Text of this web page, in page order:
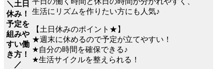
＼土日
休み！
予定を
組みや
すい働
き方！
／
生活にリズムを作りたい方にも人気♪
【土日休みのポイント★】
★週末に休めるので予定が立てやすい！
★自分の時間を確保できる♪
★生活サイクルを整えられる！